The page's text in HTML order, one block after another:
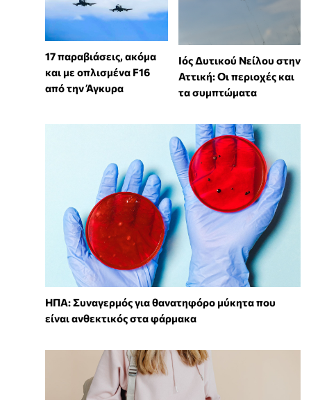
17 παραβιάσεις, ακόμα
και με οπλισμένα F16
από την Άγκυρα
Ιός Δυτικού Νείλου στην
Αττική: Οι περιοχές και
τα συμπτώματα
ΗΠΑ: Συναγερμός για θανατηφόρο μύκητα που
είναι ανθεκτικός στα φάρμακα